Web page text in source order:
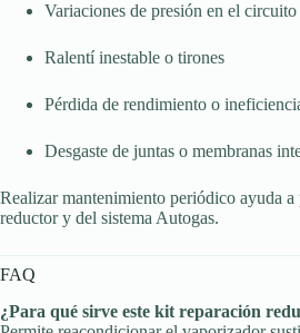
Variaciones de presión en el circuito
Ralentí inestable o tirones
Pérdida de rendimiento o
Desgaste de juntas o membranas
Realizar mantenimiento periódico ayuda
reductor y del sistema Autogas.
FAQ
¿Para qué sirve este kit reparación